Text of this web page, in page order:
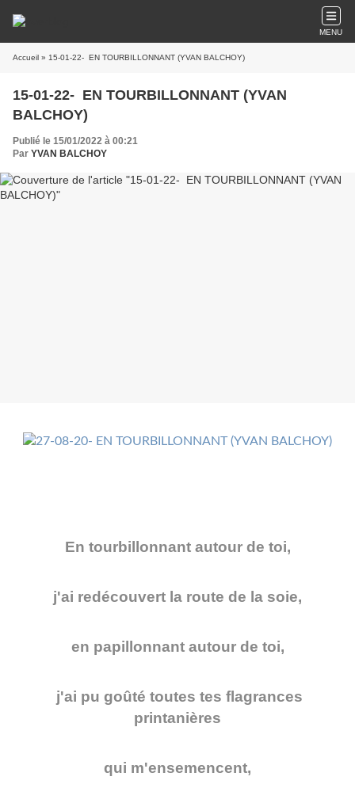
MENU
Accueil » 15-01-22- EN TOURBILLONNANT (YVAN BALCHOY)
15-01-22- EN TOURBILLONNANT (YVAN
BALCHOY)
Publié le 15/01/2022 à 00:21
Par YVAN BALCHOY
En tourbillonnant autour de toi,
j'ai redécouvert la route de la soie,
en papillonnant autour de toi,
j'ai pu goûté toutes tes flagrances
printanières
qui m'ensemencent,